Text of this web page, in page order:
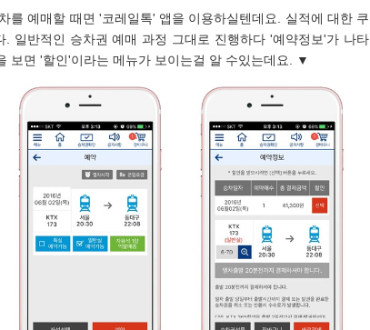
를 예매할 때면 '코레일톡' 앱을 이용하실텐데요. 실적에 대한 쿠
. 일반적인 승차권 예매 과정 그대로 진행하다 '예약정보'가 나타
보면 '할인'이라는 메뉴가 보이는걸 알 수있는데요. ▼